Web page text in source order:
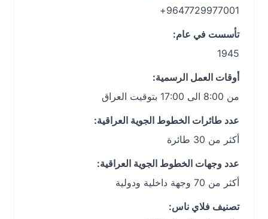
9647729977001+
تأسست في عام:
أوقات العمل الرسمية:
عدد طائرات الخطوط الجوية العراقية:
أكثر من 30 طائرة
عدد وجهات الخطوط الجوية العراقية:
أكثر من 70 وجهة داخلية ودولية
تصنيف فلاي ناس: